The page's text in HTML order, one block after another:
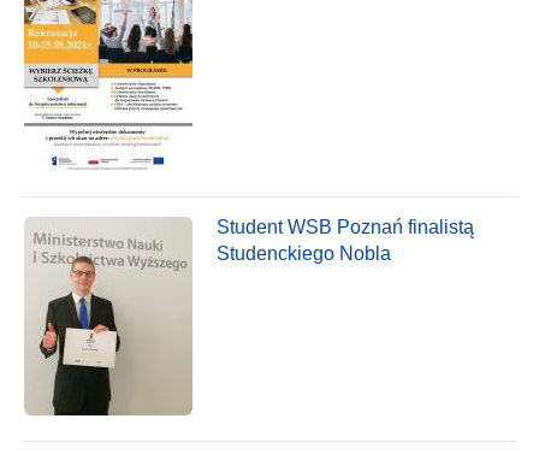
Student WSB Poznań finalistą
Studenckiego Nobla